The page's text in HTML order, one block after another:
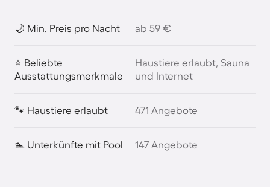
🌙 Min. Preis pro Nacht ab 59 €
⭐ Beliebte
Ausstattungsmerkmale
Haustiere erlaubt, Sauna
und Internet
🐾 Haustiere erlaubt 471 Angebote
🏊 Unterkünfte mit Pool 147 Angebote